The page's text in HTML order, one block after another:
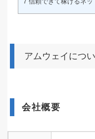
アムウェイにつ
会社概要